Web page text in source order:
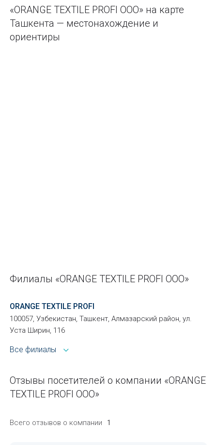
«ORANGE TEXTILE PROFI ООО» на карте
Ташкента — местонахождение и
ориентиры
Филиалы «ORANGE TEXTILE PROFI ООО»
ORANGE TEXTILE PROFI
100057, Узбекистан, Ташкент, Алмазарский район, ул.
Уста Ширин, 116
Все филиалы
Отзывы посетителей о компании «ORANGE
TEXTILE PROFI ООО»
Всего отзывов о компании 1